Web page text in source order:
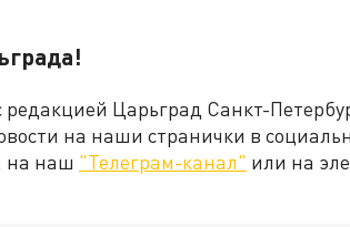
редакцией Царьград Санкт-
на наши странички в
на наш "Телеграм-канал" или на